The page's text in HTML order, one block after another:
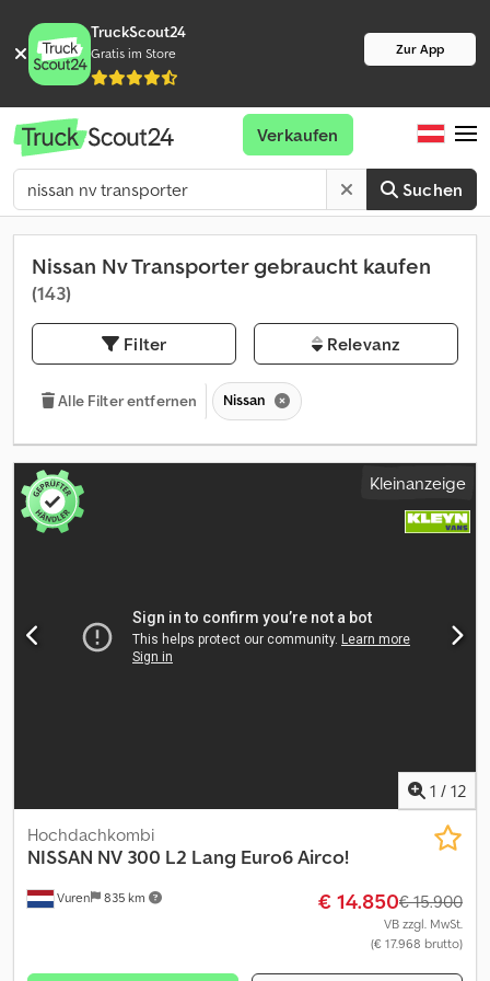
TruckScout24
Gratis im Store Zur App
Suchen
Verkaufen
Nissan Nv Transporter gebraucht kaufen
(143)
Filter Relevanz
Alle Filter entfernen Nissan
Kleinanzeige
1 / 12
Vuren 835 km
Hochdachkombi
NISSAN NV 300 L2 Lang Euro6 Airco!
€ 14.850€ 15.900
VB zzgl. MwSt.
(€ 17.968 brutto)